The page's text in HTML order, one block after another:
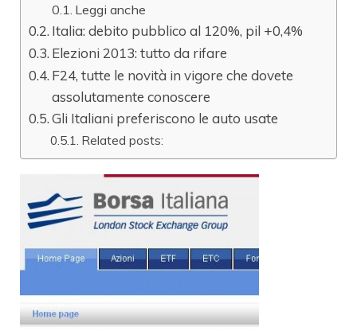
Leggi anche
Italia: debito pubblico al 120%, pil +0,4%
Elezioni 2013: tutto da rifare
F24, tutte le novità in vigore che dovete
assolutamente conoscere
Gli Italiani preferiscono le auto usate
Related posts: